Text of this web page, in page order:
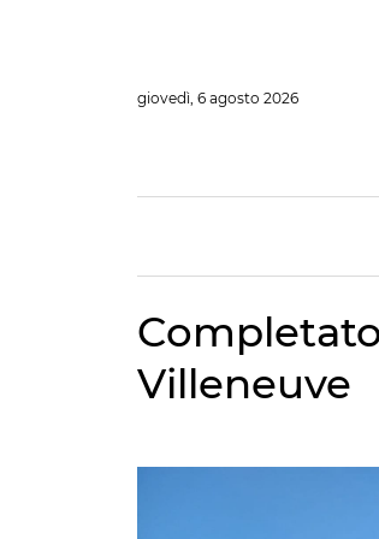
giovedì, 6 agosto 2026
Villeneuve